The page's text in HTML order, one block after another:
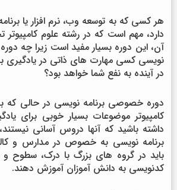
هر کسی که به توسعه وب، نرم افزار یا
دارد، مهم است که در رشته علوم
آن، این دوره بسیار مفید است زیرا چه
نویسی کسی مهارت های ذاتی در یادگیری
در آینده به نفع شما خواهد بود؟
دوره خصوصی برنامه نویسی در حالی که
کامپیوتر موضوعات بسیار خوبی برای
داشته باشید که آنها دروس آسانی
برنامه نویسی به خصوص در مدارس و
باید در گروه های بزرگ با درک، سطوح
کدنویسی به دانش آموزان آموزش دهند.